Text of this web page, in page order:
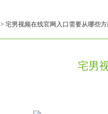
> 宅男视频在线官网入口需要从哪些
宅男